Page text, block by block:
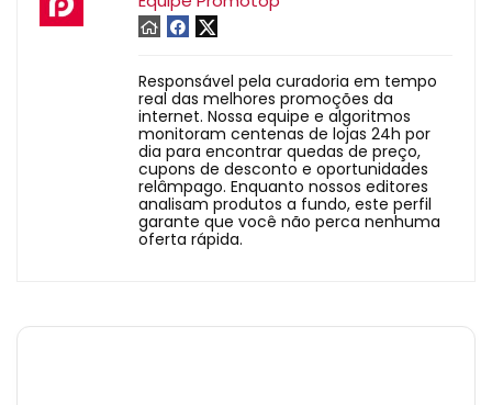
Responsável pela curadoria em tempo
real das melhores promoções da
internet. Nossa equipe e algoritmos
monitoram centenas de lojas 24h por
dia para encontrar quedas de preço,
cupons de desconto e oportunidades
relâmpago. Enquanto nossos editores
analisam produtos a fundo, este perfil
garante que você não perca nenhuma
oferta rápida.